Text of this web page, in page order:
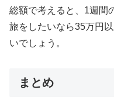
総額で考えると、1週間
旅をしたいなら35万円
いでしょう。
まとめ